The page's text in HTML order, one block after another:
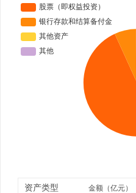
资产类型 金额（亿元）